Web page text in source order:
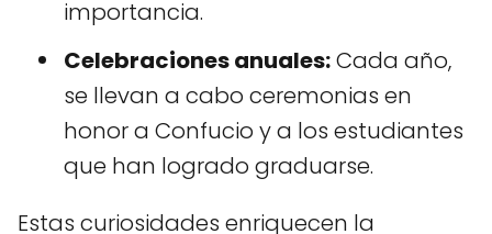
importancia.
Celebraciones anuales:Cada año,
se llevan a cabo ceremonias en
honor a Confucio y a los estudiantes
que han logrado graduarse.
Estas curiosidades enriquecen la